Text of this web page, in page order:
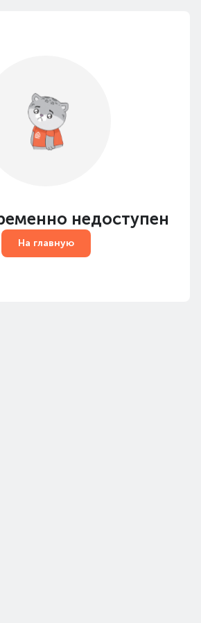
недоступен
На главную